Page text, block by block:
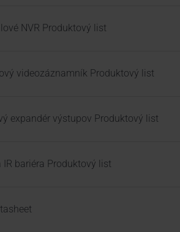
NVR Produktový list
videozáznamník Produktový list
expandér výstupov Produktový list
IR bariéra Produktový list